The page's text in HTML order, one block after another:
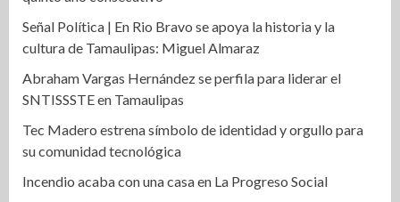
Señal Política | En Rio Bravo se apoya la historia y la
cultura de Tamaulipas: Miguel Almaraz
Abraham Vargas Hernández se perfila para liderar el
SNTISSSTE en Tamaulipas
Tec Madero estrena símbolo de identidad y orgullo para
su comunidad tecnológica
Incendio acaba con una casa en La Progreso Social